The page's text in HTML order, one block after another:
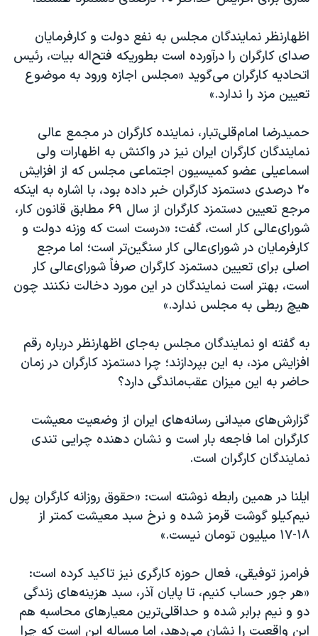
نرگس محمدی برنده جایزه نوبل صلح
همایش محافظه‌کاران آمریکا «سی‌پک»
صفحه‌های ویژه
سفر پرزیدنت ترامپ به چین
اظهارنظر نمایندگان مجلس به نفع دولت و کارفرمایان
صدای کارگران را درآورده است بطوریکه فتح‌اله بیات، رئیس
اتحادیه کارگران می‌گوید «مجلس اجازه ورود به موضوع
تعیین مزد را ندارد.»
حمیدرضا امام‌قلی‌تبار، نماینده کارگران در مجمع عالی
نمایندگان کارگران ایران نیز در واکنش به اظهارات ولی
اسماعیلی عضو کمیسیون اجتماعی مجلس که از افزایش
۲۰ درصدی دستمزد کارگران خبر داده بود، با اشاره به اینکه
مرجع تعیین دستمزد کارگران از سال ۶۹ مطابق قانون کار،
شورای‌عالی کار است، گفت: «درست است که وزنه دولت و
کارفرمایان در شورای‌عالی کار سنگین‌تر است؛ اما مرجع
اصلی برای تعیین دستمزد کارگران صرفاً‌ شورای‌عالی کار
است، بهتر است نمایندگان در این مورد دخالت نکنند چون
هیچ ربطی به مجلس ندارد.»
به گفته او نمایندگان مجلس به‌جای اظهارنظر درباره رقم
افزایش مزد، به این بپردازند؛ چرا دستمزد کارگران در زمان
حاضر به این میزان عقب‌ماندگی دارد؟
گزارش‌های میدانی رسانه‌های ایران از وضعیت معیشت
کارگران اما فاجعه بار است و نشان دهنده چرایی تندی
نمایندگان کارگران است.
ایلنا در همین رابطه نوشته است: «حقوق روزانه کارگران پول
نیم‌کیلو گوشت قرمز شده و نرخ سبد معیشت کمتر از
۱۸-۱۷ میلیون تومان نیست.»
فرامرز توفیقی، فعال حوزه کارگری نیز تاکید کرده است:
«هر جور حساب کنیم، تا پایان آذر، سبد هزینه‌های زندگی
دو و نیم برابر شده و حداقلی‌ترین معیارهای محاسبه هم
این واقعیت را نشان می‌دهد، اما مساله این است که چرا